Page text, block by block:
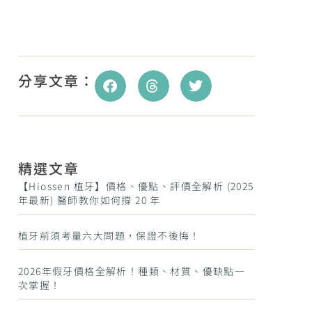
分享文章：
精選文章
【Hiossen 植牙】價格、優點、評價全解析 (2025
年最新) 醫師教你如何撐 20 年
植牙前須考量六大問題，保證不後悔！
2026年假牙價格全解析！種類、材質、優缺點一
次掌握！